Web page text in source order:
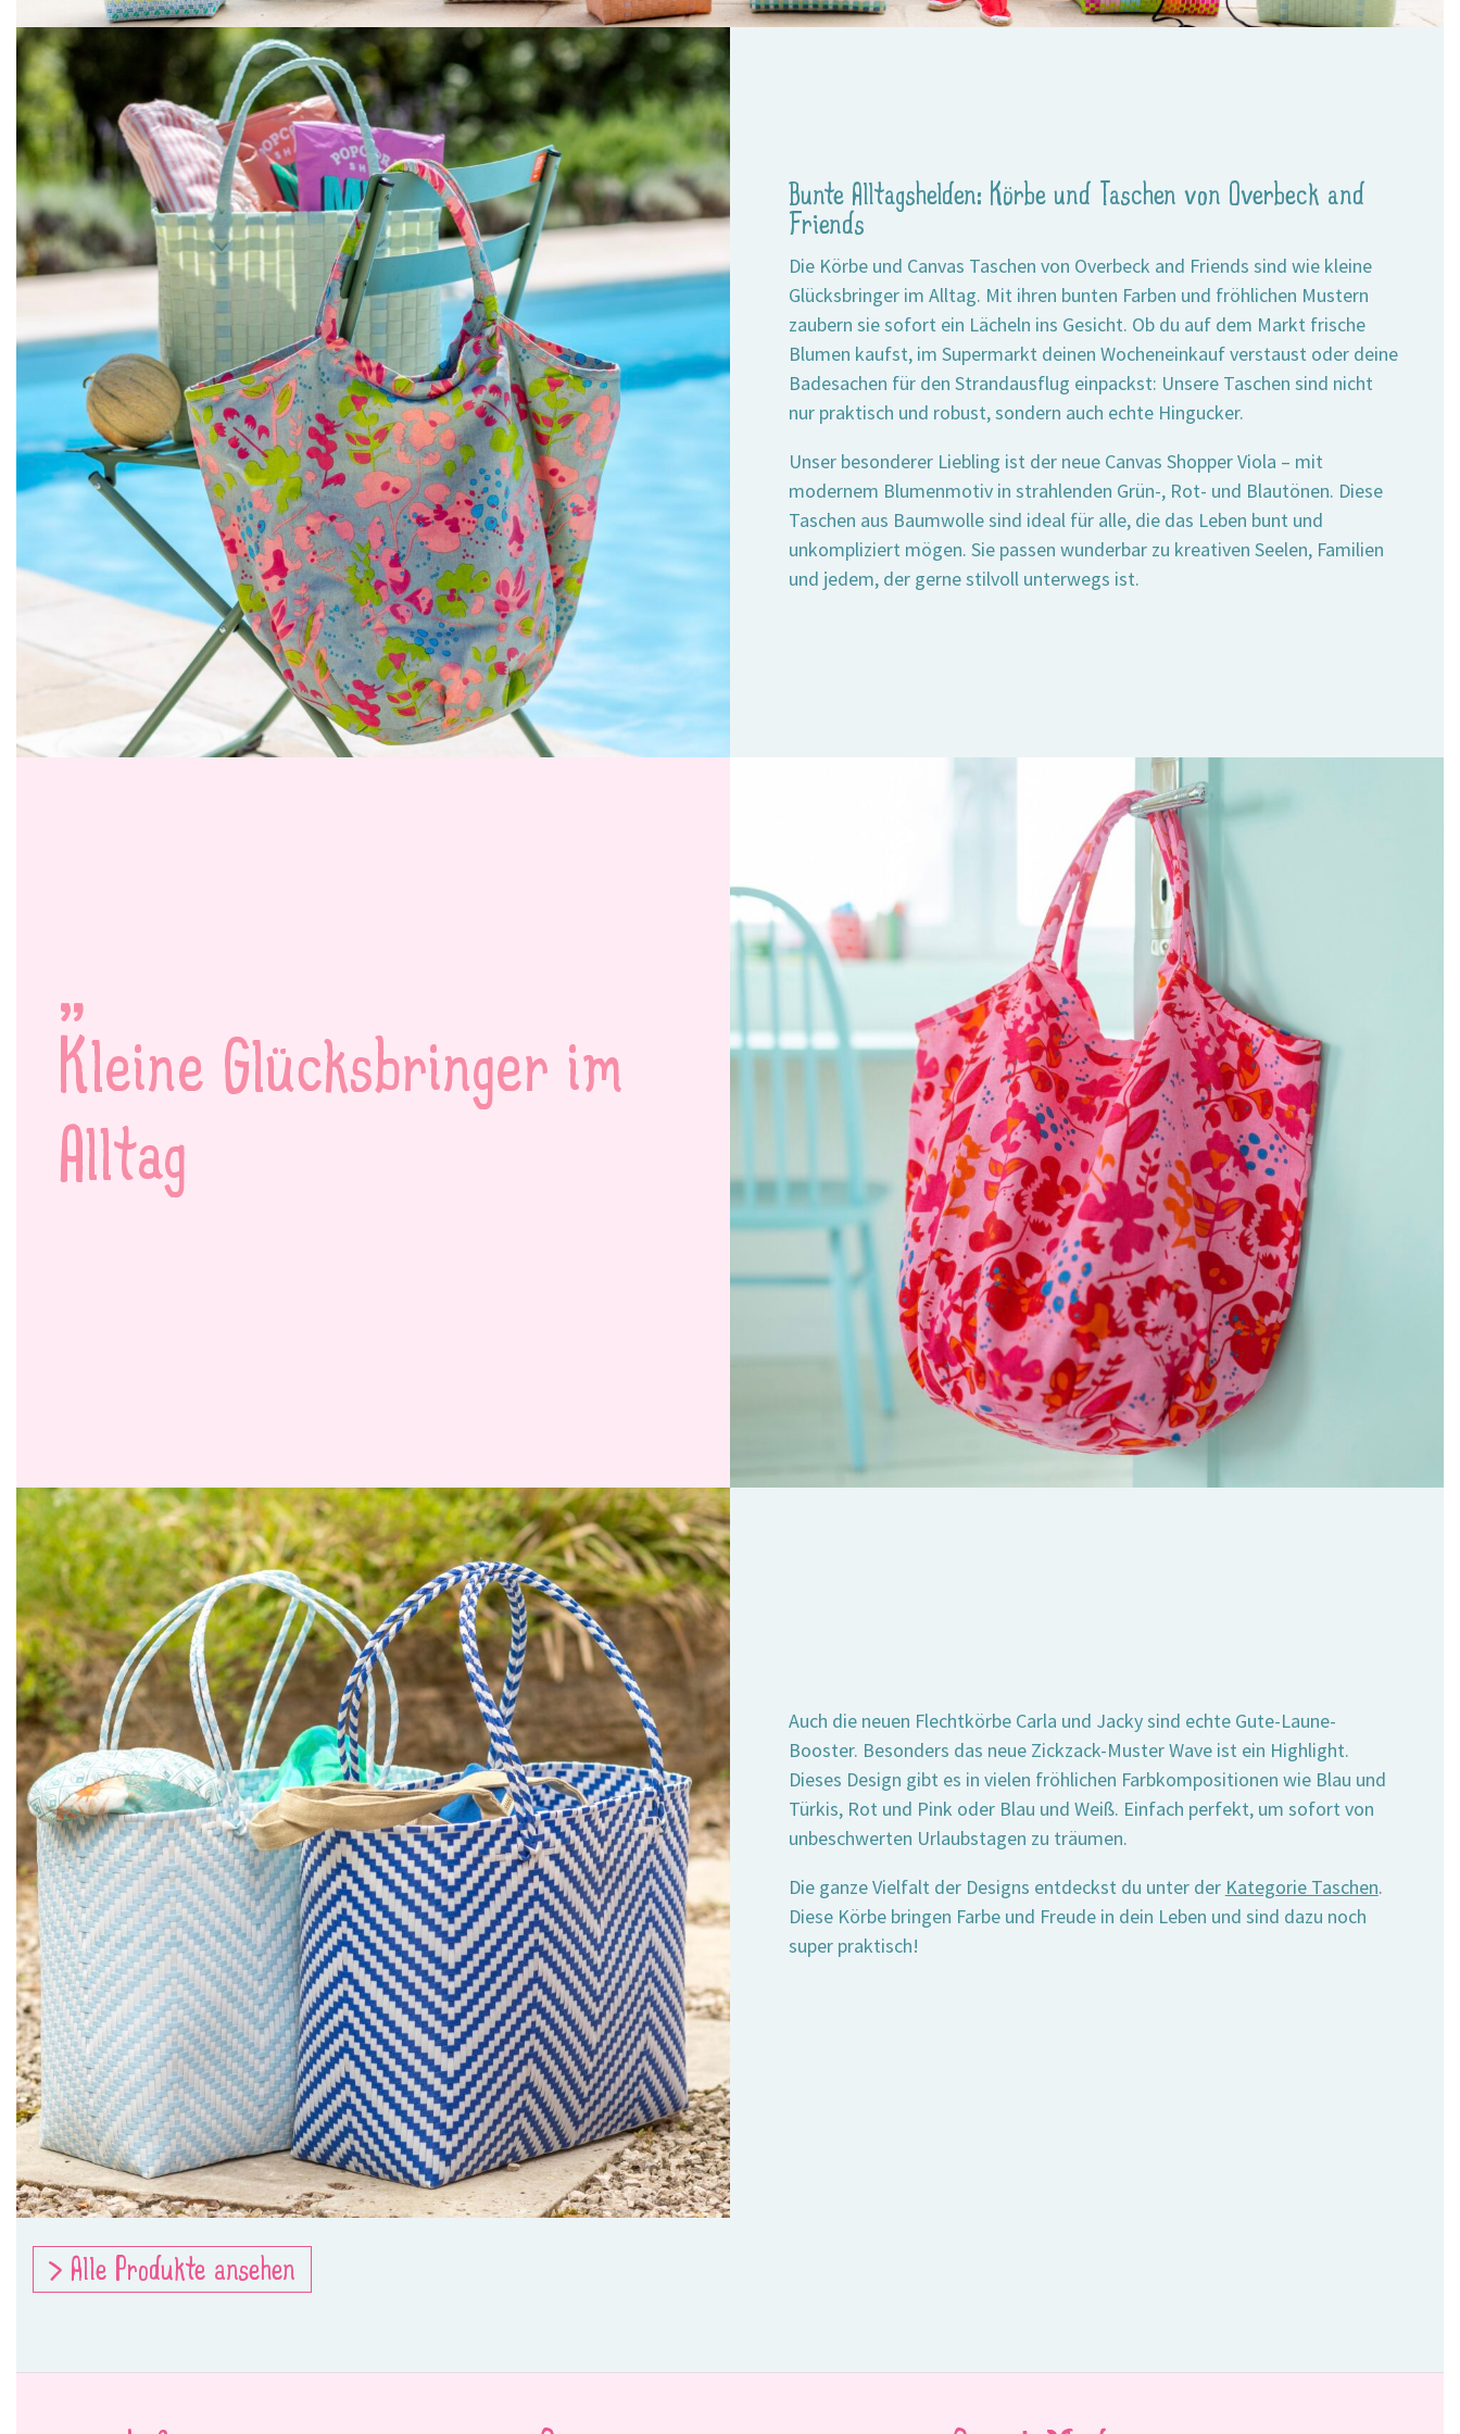
Bunte Alltagshelden: Körbe und Taschen von Overbeck and
Friends
Die Körbe und Canvas Taschen von Overbeck and Friends sind wie kleine
Glücksbringer im Alltag. Mit ihren bunten Farben und fröhlichen Mustern
zaubern sie sofort ein Lächeln ins Gesicht. Ob du auf dem Markt frische
Blumen kaufst, im Supermarkt deinen Wocheneinkauf verstaust oder deine
Badesachen für den Strandausflug einpackst: Unsere Taschen sind nicht
nur praktisch und robust, sondern auch echte Hingucker.
Unser besonderer Liebling ist der neue Canvas Shopper Viola – mit
modernem Blumenmotiv in strahlenden Grün-, Rot- und Blautönen. Diese
Taschen aus Baumwolle sind ideal für alle, die das Leben bunt und
unkompliziert mögen. Sie passen wunderbar zu kreativen Seelen, Familien
und jedem, der gerne stilvoll unterwegs ist.
Kleine Glücksbringer im
Alltag
Auch die neuen Flechtkörbe Carla und Jacky sind echte Gute-Laune-
Booster. Besonders das neue Zickzack-Muster Wave ist ein Highlight.
Dieses Design gibt es in vielen fröhlichen Farbkompositionen wie Blau und
Türkis, Rot und Pink oder Blau und Weiß. Einfach perfekt, um sofort von
unbeschwerten Urlaubstagen zu träumen.
Die ganze Vielfalt der Designs entdeckst du unter der Kategorie Taschen.
Diese Körbe bringen Farbe und Freude in dein Leben und sind dazu noch
super praktisch!
> Alle Produkte ansehen